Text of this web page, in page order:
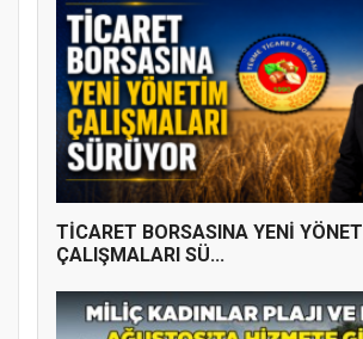
YENİ PARTİ TERME İLÇE
ÜYE KATILIM PROGRAMI
TİCARET BORSASINA YENİ
ÇALIŞMALARI SÜ...